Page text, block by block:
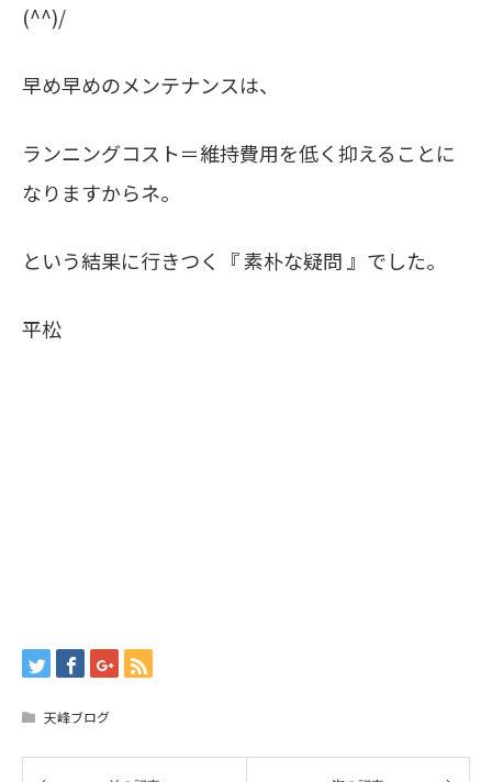
(^^)/
早め早めのメンテナンスは、
ランニングコスト＝維持費用を低く抑えることに
なりますからネ。
という結果に行きつく『 素朴な疑問 』でした。
平松
天峰ブログ